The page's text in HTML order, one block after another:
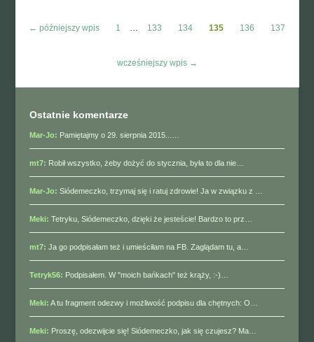
← późniejszy wpis 1 … 133 134 135 136 137
wcześniejszy wpis →
Ostatnie komentarze
Mar-Jo: Pamiętajmy o 29. sierpnia 2015...…
mt7: Robił wszystko, żeby dożyć do stycznia, była to dla nie…
Mar-Jo: Siódemeczko, trzymaj się i ratuj zdrowie! Ja w związku z …
Meki: Tetryku, Siódemeczko, dzięki że jesteście! Bardzo to prz…
mt7: Ja go podpisałam też i umieściłam na FB. Zaglądam tu, a…
Tetryk56: Podpisałem. W "moich bańkach" też krąży, :-)…
Meki: A tu fragment odezwy i możliwość podpisu dla chętnych: O…
Meki: Proszę, odezwijcie się! Siódemeczko, jak się czujesz? Ma…